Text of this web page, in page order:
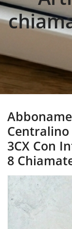
Centralino
3CX Con
8